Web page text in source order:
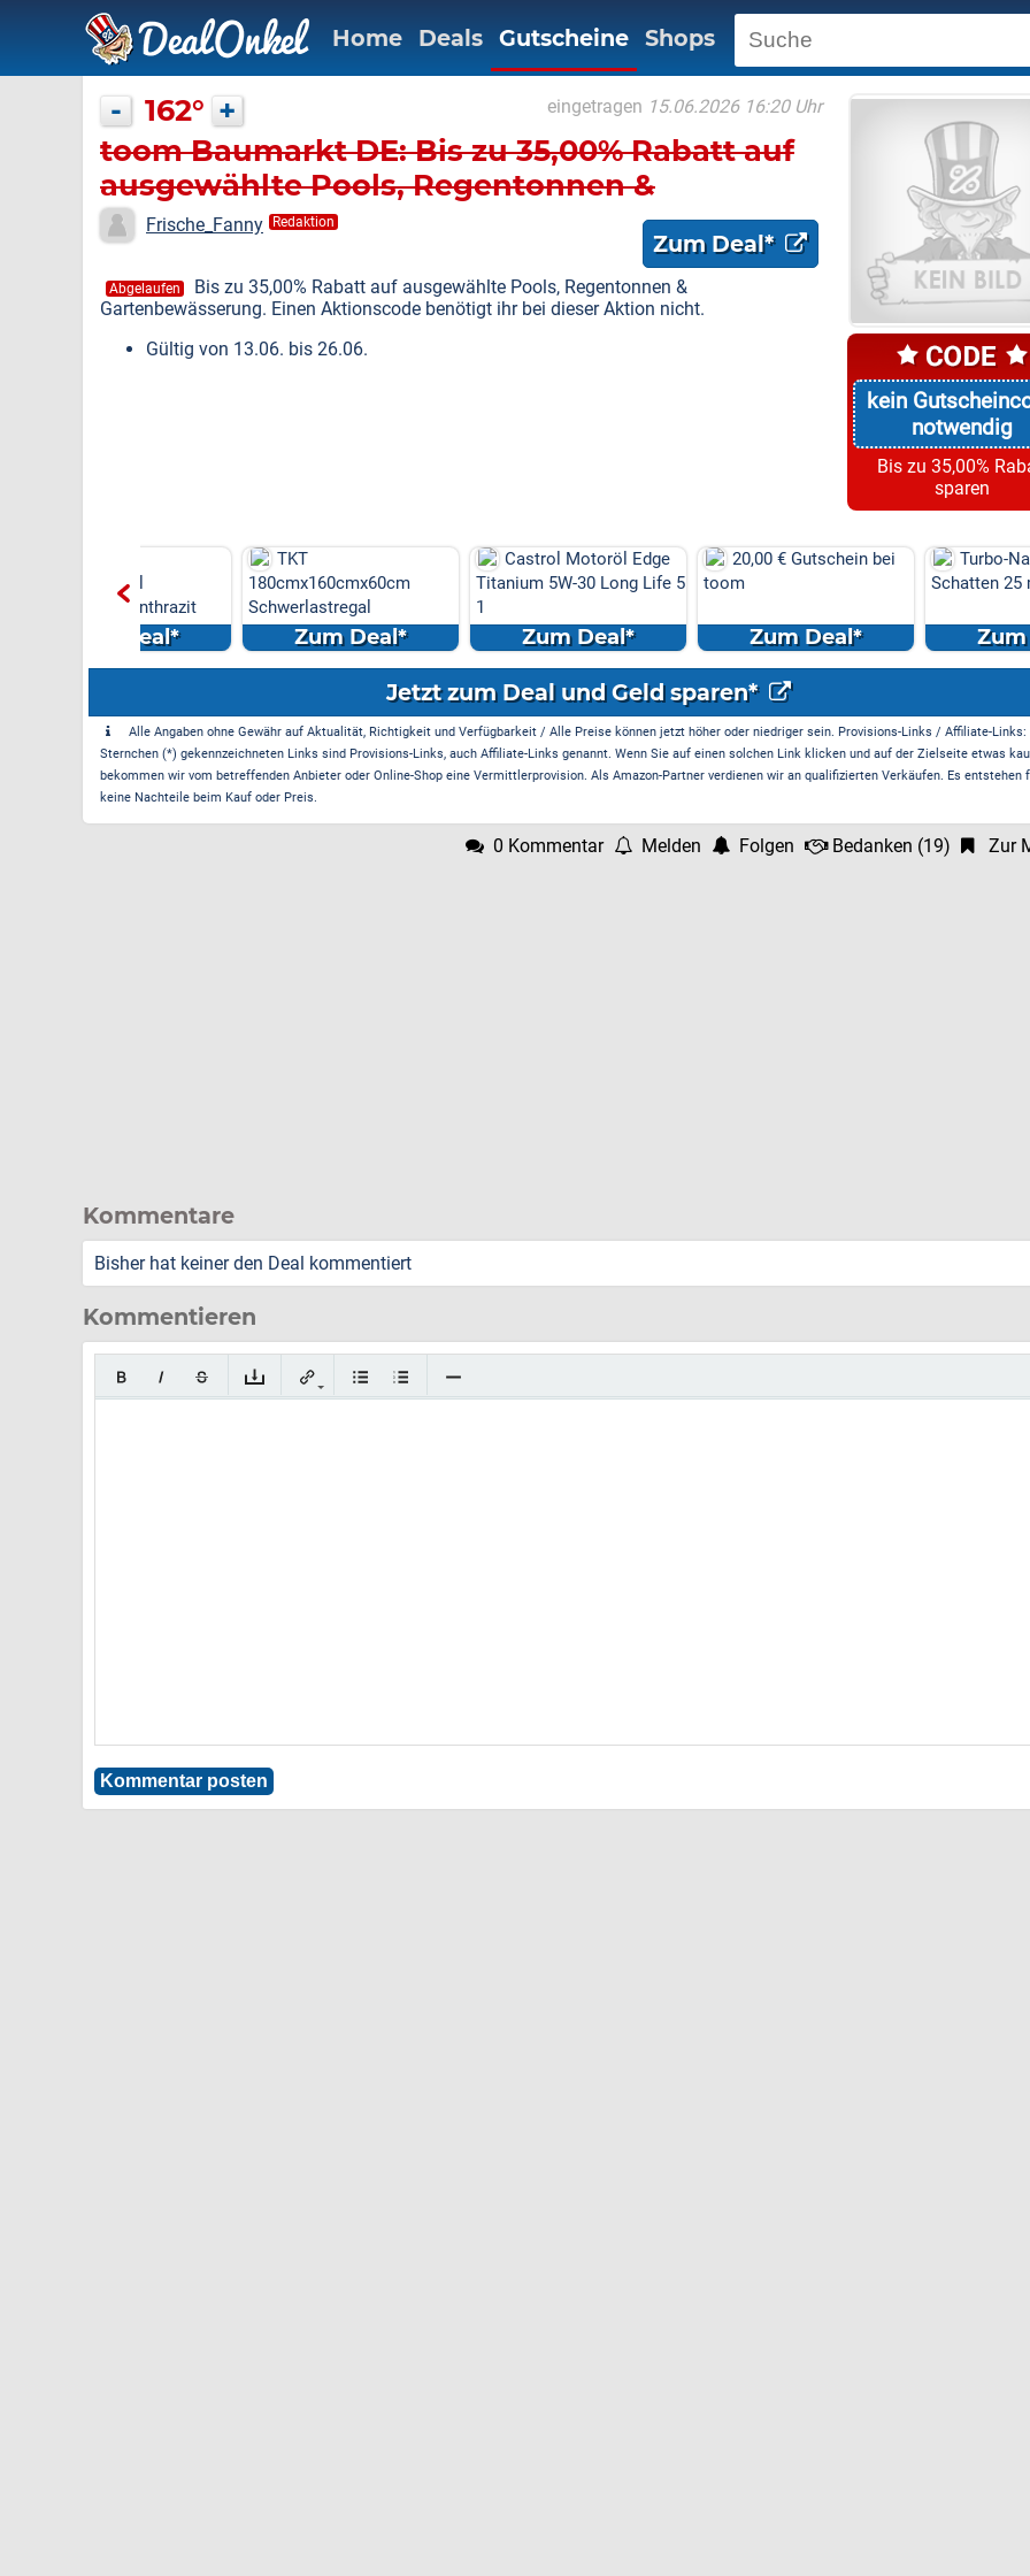
Home Deals Gutscheine Shops
kein
notwendig
Bis zu 35,00%
sparen
- 162° + eingetragen 15.06.2026 16:20 Uhr
toom Baumarkt DE: Bis zu 35,00% Rabatt auf
ausgewählte Pools, Regentonnen &
Gartenbewässerung
Frische_Fanny Redaktion
Zum Deal*
Abgelaufen
Bis zu 35,00% Rabatt auf ausgewählte Pools, Regentonnen &
Gartenbewässerung. Einen Aktionscode benötigt ihr bei dieser Aktion nicht.
Gültig von 13.06. bis 26.06.
180cmx160cmx60cm
Schwerlastregal
Zum Deal*
Castrol Motoröl Edge
Titanium 5W-30 Long Life 5
Zum Deal*
20,00 € Gutschein bei
toom
Zum Deal*
Turbo-Nachsaat
Schatten 25 m² 0,5 kg
Zum Deal*
Jetzt zum Deal und Geld sparen*
Alle Angaben ohne Gewähr auf Aktualität, Richtigkeit und Verfügbarkeit / Alle Preise können jetzt höher oder niedriger sein. Provisions-Links / Affiliate-
Sternchen (*) gekennzeichneten Links sind Provisions-Links, auch Affiliate-Links genannt. Wenn Sie auf einen solchen Link klicken und auf der Zielseite etwas
bekommen wir vom betreffenden Anbieter oder Online-Shop eine Vermittlerprovision. Als Amazon-Partner verdienen wir an qualifizierten Verkäufen. Es entstehen
keine Nachteile beim Kauf oder Preis.
0 Kommentar Melden Folgen Bedanken (19) Zur
Kommentare
Bisher hat keiner den Deal kommentiert
Kommentieren